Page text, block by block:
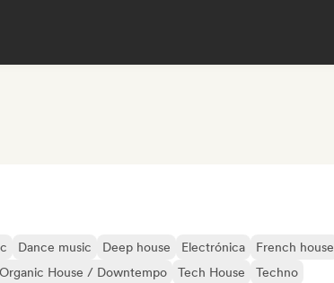
Dance music Deep house Electrónica
French house
Organic House / Downtempo Tech House
Techno